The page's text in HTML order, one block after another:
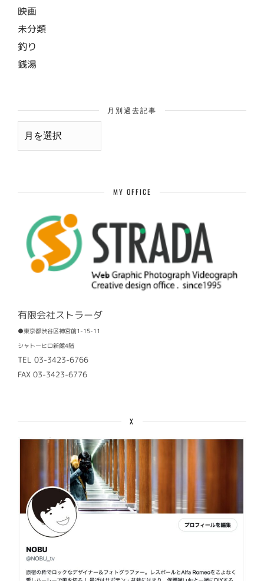
映画
未分類
釣り
銭湯
月別過去記事
月
MY OFFICE
有限会社ストラーダ
●東京都渋谷区神宮前1-15-11
シャトーヒロ新館4階
TEL 03-3423-6766
FAX 03-3423-6776
X